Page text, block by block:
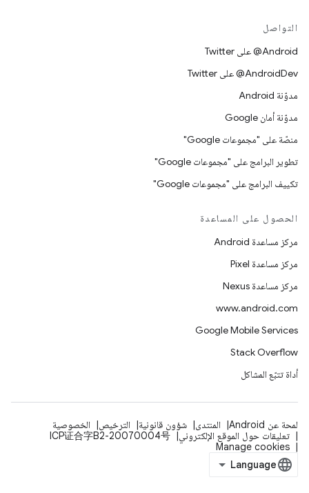
التواصل
‎@Android على Twitter
‎@AndroidDev على Twitter
مدوّنة Android
مدوّنة أمان Google
منصّة على "مجموعات Google"
تطوير البرامج على "مجموعات Google"
تكييف البرامج على "مجموعات Google"
الحصول على المساعدة
مركز مساعدة Android
مركز مساعدة Pixel
مركز مساعدة Nexus
www.android.com
Google Mobile Services
Stack Overflow
أداة تتبّع المشاكل
لمحة عن Android المنتدى شؤون قانونية الترخيص
الخصوصية
تعليقات حول الموقع الإلكتروني
ICP证合字B2-20070004号
Manage cookies